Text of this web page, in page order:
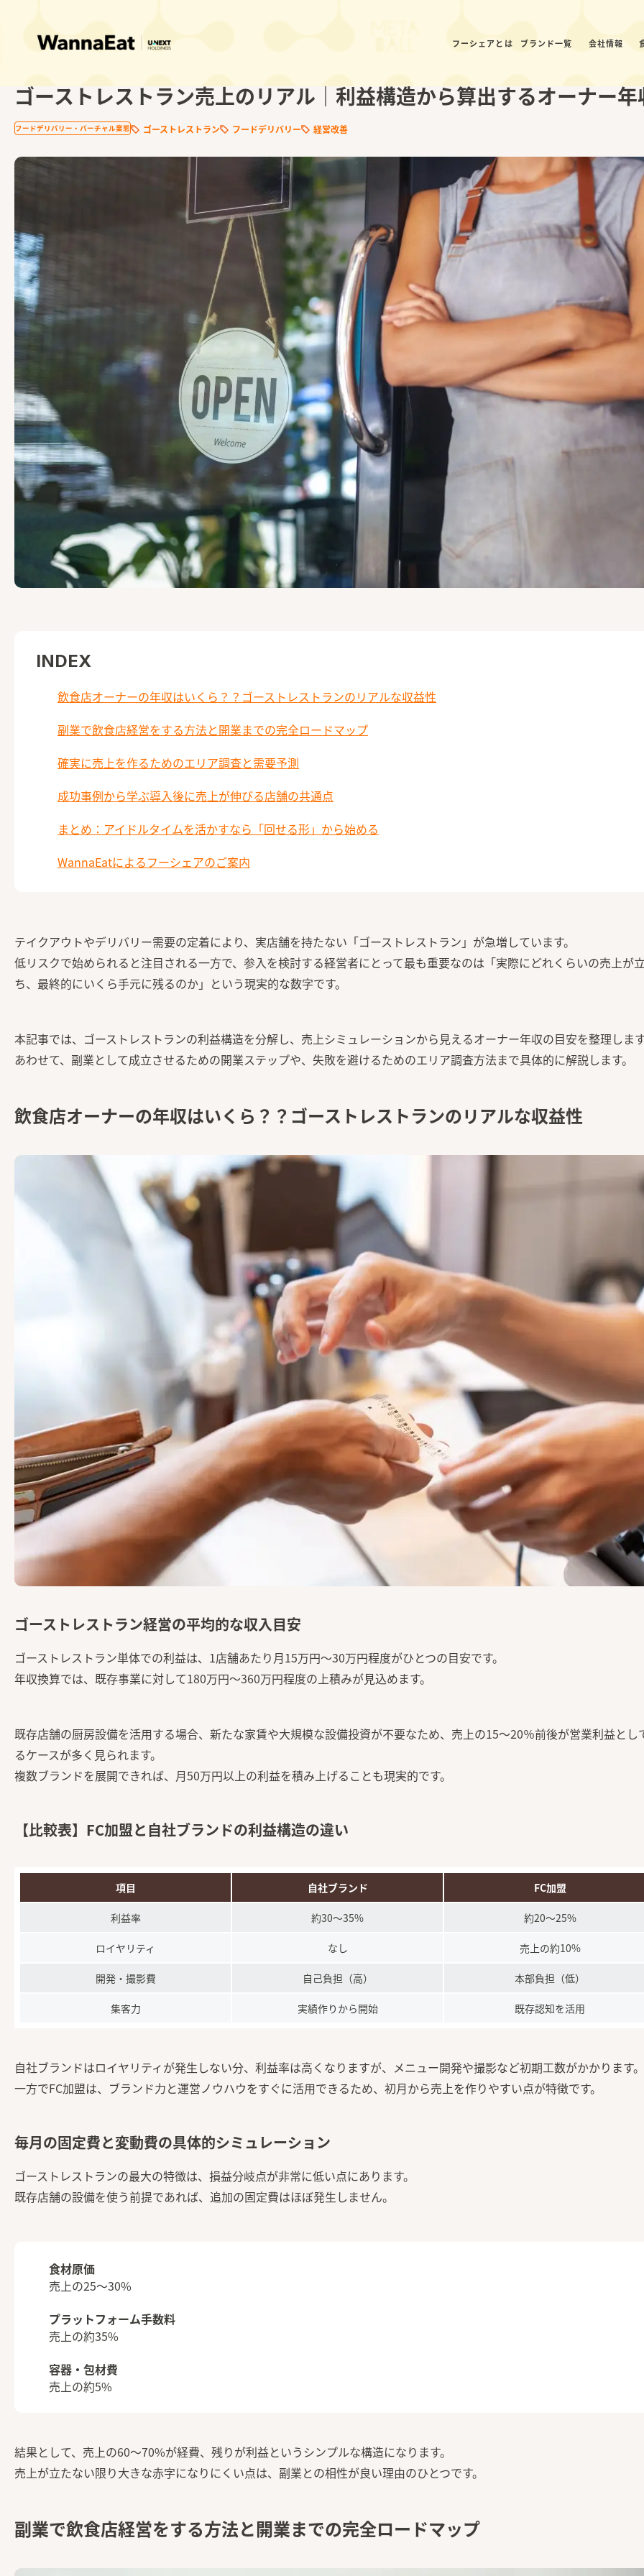
フーシェアとは ブランド一覧 会社情報
ゴーストレストラン売上のリアル｜利益構造から算出するオーナー年
フードデリバリー・バーチャル業態 ゴーストレストラン フードデリバリー 経営改善
INDEX
飲食店オーナーの年収はいくら？？ゴーストレストランのリアルな収益性
副業で飲食店経営をする方法と開業までの完全ロードマップ
確実に売上を作るためのエリア調査と需要予測
成功事例から学ぶ導入後に売上が伸びる店舗の共通点
まとめ：アイドルタイムを活かすなら「回せる形」から始める
WannaEatによるフーシェアのご案内
テイクアウトやデリバリー需要の定着により、実店舗を持たない「ゴーストレストラン」が急増しています。
低リスクで始められると注目される一方で、参入を検討する経営者にとって最も重要なのは「実際にどれくらいの売上が
ち、最終的にいくら手元に残るのか」という現実的な数字です。
本記事では、ゴーストレストランの利益構造を分解し、売上シミュレーションから見えるオーナー年収の目安を整理しま
あわせて、副業として成立させるための開業ステップや、失敗を避けるためのエリア調査方法まで具体的に解説します。
飲食店オーナーの年収はいくら？？ゴーストレストランのリアルな収益性
ゴーストレストラン経営の平均的な収入目安
ゴーストレストラン単体での利益は、1店舗あたり月15万円〜30万円程度がひとつの目安です。
年収換算では、既存事業に対して180万円〜360万円程度の上積みが見込めます。
既存店舗の厨房設備を活用する場合、新たな家賃や大規模な設備投資が不要なため、売上の15〜20％前後が営業利益とし
るケースが多く見られます。
複数ブランドを展開できれば、月50万円以上の利益を積み上げることも現実的です。
【比較表】FC加盟と自社ブランドの利益構造の違い
項目 自社ブランド FC加盟
利益率 約30〜35% 約20〜25%
ロイヤリティ なし 売上の約10%
開発・撮影費 自己負担（高） 本部負担（低）
集客力 実績作りから開始 既存認知を活用
自社ブランドはロイヤリティが発生しない分、利益率は高くなりますが、メニュー開発や撮影など初期工数がかかります。
一方でFC加盟は、ブランド力と運営ノウハウをすぐに活用できるため、初月から売上を作りやすい点が特徴です。
毎月の固定費と変動費の具体的シミュレーション
ゴーストレストランの最大の特徴は、損益分岐点が非常に低い点にあります。
既存店舗の設備を使う前提であれば、追加の固定費はほぼ発生しません。
食材原価
売上の25〜30%
プラットフォーム手数料
売上の約35%
容器・包材費
売上の約5%
結果として、売上の60〜70%が経費、残りが利益というシンプルな構造になります。
売上が立たない限り大きな赤字になりにくい点は、副業との相性が良い理由のひとつです。
副業で飲食店経営をする方法と開業までの完全ロードマップ